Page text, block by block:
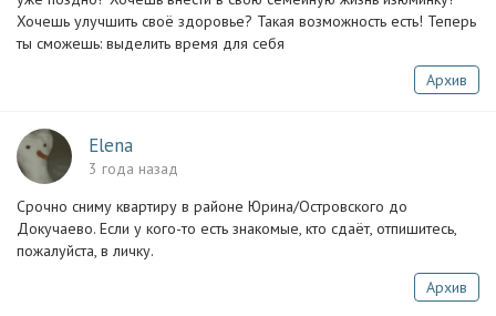
Хочешь улучшить своё здоровье? Такая возможность есть! Теперь
ты сможешь: выделить время для себя
Архив
Elena
3 года назад
Срочно сниму квартиру в районе Юрина/Островского до
Докучаево. Если у кого-то есть знакомые, кто сдаёт, отпишитесь,
пожалуйста, в личку.
Архив